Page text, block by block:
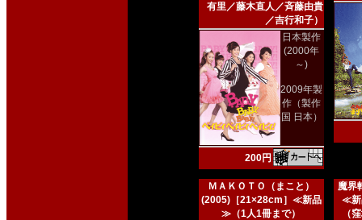
有里／藤木直人／斉藤由貴
／吉行和子）
日本製作
(2000年
～)
2009年製
作（製作
国 日本）
200円
ＭＡＫＯＴＯ（まこと）
(2005)［21×28cm］≪新品
≫（1人1冊まで）
魔界
≪新
（